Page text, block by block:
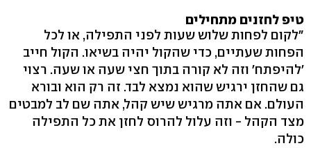
טיפ לחזנים מתחילים
"לקום לפחות שלוש שעות לפני התפילה, או לכל
הפחות שעתיים, כדי שהקול יהיה בשיאו. הקול חייב
'להיפתח' וזה לא קורה בתוך חצי שעה או שעה. רצוי
גם שהחזן ירגיש שהוא נמצא לבד. זה רק הוא ובורא
העולם. אם אתה מרגיש שיש קהל, אתה שם לב למבטים
מצד הקהל - וזה עלול להרוס לחזן את כל התפילה
כולה.